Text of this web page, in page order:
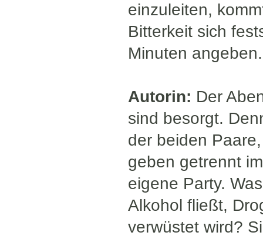
einzuleiten,
Bitterkeit sich
Minuten angeben.
Autorin: Der
sind besorgt.
der beiden
geben getrennt
eigene Party.
Alkohol fließt,
verwüstet wird?